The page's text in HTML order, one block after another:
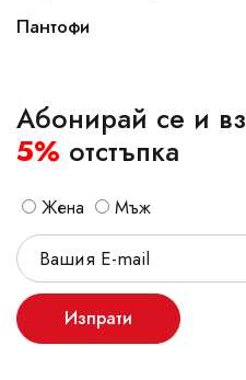
Пантофи
Абонирай се и
5% отстъпка
Жена Мъж
Изпрати